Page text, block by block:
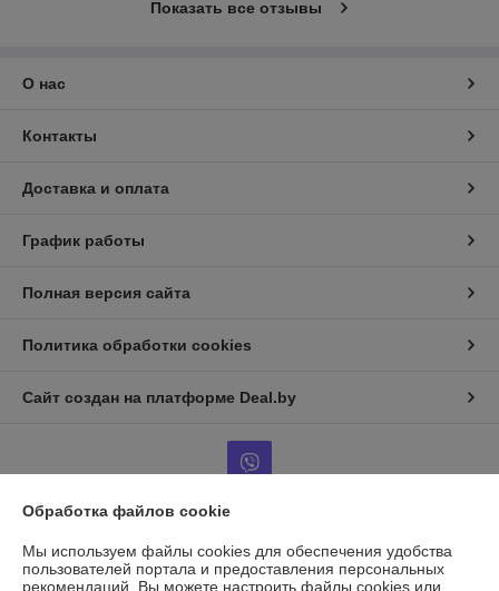
Показать все отзывы
О нас
Контакты
Доставка и оплата
График работы
Полная версия сайта
Политика обработки cookies
Сайт создан на платформе Deal.by
Информация для покупателя
Юридическое лицо: ООО "ГАЗАВТОТОРГ"
Обработка файлов cookie
Мы используем файлы cookies для обеспечения удобства
пользователей портала и предоставления персональных
рекомендаций. Вы можете настроить файлы cookies или